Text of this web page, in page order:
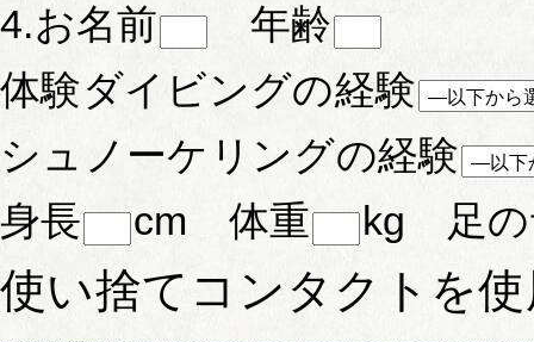
4.お名前
年齢
体験ダイビングの経験
シュノーケリングの経験
身長
cm 体重 kg 足の
使い捨てコンタクトを